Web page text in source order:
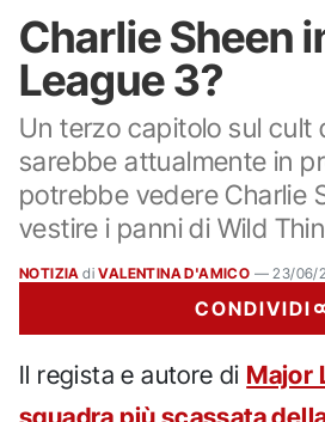
Charlie Sheen
League 3?
Un terzo capitolo sul cult
sarebbe attualmente in
potrebbe vedere Charlie
vestire i panni di Wild
NOTIZIA di VALENTINA D'AMICO —23/06/
CONDIVIDI
Il regista e autore di Major